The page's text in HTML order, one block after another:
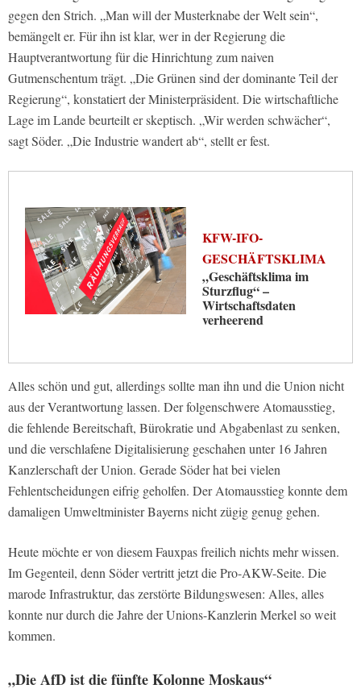
gegen den Strich. „Man will der Musterknabe der Welt sein“,
bemängelt er. Für ihn ist klar, wer in der Regierung die
Hauptverantwortung für die Hinrichtung zum naiven
Gutmenschentum trägt. „Die Grünen sind der dominante Teil der
Regierung“, konstatiert der Ministerpräsident. Die wirtschaftliche
Lage im Lande beurteilt er skeptisch. „Wir werden schwächer“,
sagt Söder. „Die Industrie wandert ab“, stellt er fest.
KFW-IFO-
GESCHÄFTSKLIMA
„Geschäftsklima im
Sturzflug“ –
Wirtschaftsdaten
verheerend
Alles schön und gut, allerdings sollte man ihn und die Union nicht
aus der Verantwortung lassen. Der folgenschwere Atomausstieg,
die fehlende Bereitschaft, Bürokratie und Abgabenlast zu senken,
und die verschlafene Digitalisierung geschahen unter 16 Jahren
Kanzlerschaft der Union. Gerade Söder hat bei vielen
Fehlentscheidungen eifrig geholfen. Der Atomausstieg konnte dem
damaligen Umweltminister Bayerns nicht zügig genug gehen.
Heute möchte er von diesem Fauxpas freilich nichts mehr wissen.
Im Gegenteil, denn Söder vertritt jetzt die Pro-AKW-Seite. Die
marode Infrastruktur, das zerstörte Bildungswesen: Alles, alles
konnte nur durch die Jahre der Unions-Kanzlerin Merkel so weit
kommen.
„Die AfD ist die fünfte Kolonne Moskaus“